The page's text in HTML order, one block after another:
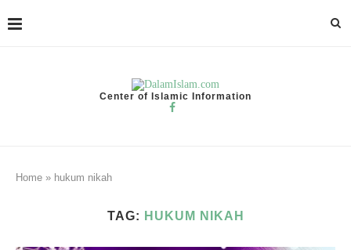
Center of Islamic Information
Home » hukum nikah
TAG: HUKUM NIKAH